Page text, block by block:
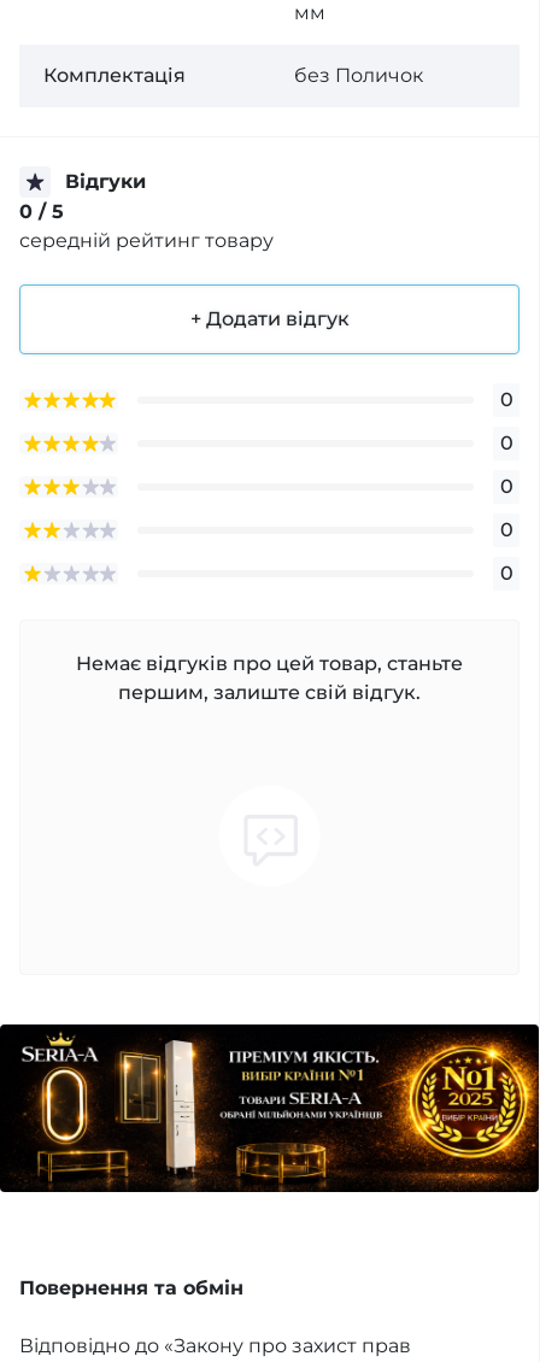
мм
Комплектація без Поличок
Відгуки
0 / 5
середній рейтинг товару
+ Додати відгук
0
0
0
0
0
Немає відгуків про цей товар, станьте
першим, залиште свій відгук.
Повернення та обмін
Відповідно до «Закону про захист прав